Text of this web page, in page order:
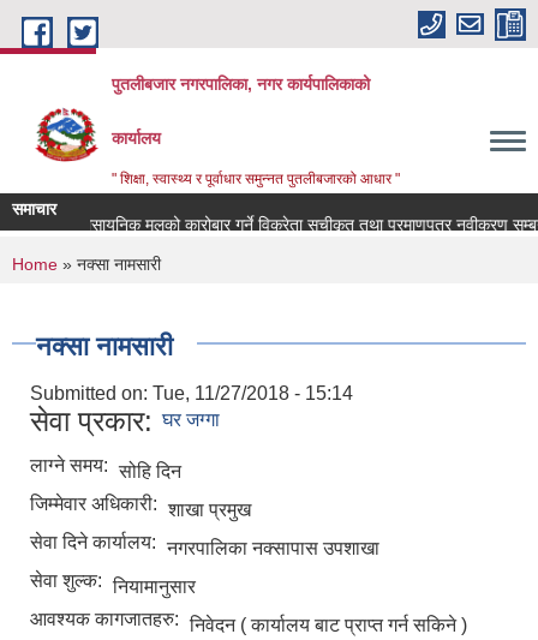
Skip to main content
पुतलीबजार नगरपालिका, नगर कार्यपालिकाको
कार्यालय
" शिक्षा, स्वास्थ्य र पूर्वाधार समुन्नत पुतलीबजारको आधार "
समाचार
प्राप्त रासायनिक मलको कारोबार गर्ने विक्रेता सूचीकृत तथा प्रमाणपत्र नवीकरण
You are here
Home » नक्सा नामसारी
नक्सा नामसारी
Submitted on: Tue, 11/27/2018 - 15:14
सेवा प्रकार: घर जग्गा
लाग्ने समय: सोहि दिन
जिम्मेवार अधिकारी: शाखा प्रमुख
सेवा दिने कार्यालय: नगरपालिका नक्सापास उपशाखा
सेवा शुल्क: नियामानुसार
आवश्यक कागजातहरु: निवेदन ( कार्यालय बाट प्राप्त गर्न सकिने )